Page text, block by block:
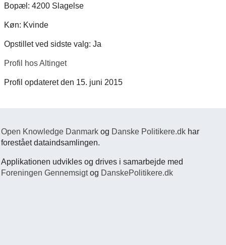
Bopæl: 4200 Slagelse
Køn: Kvinde
Opstillet ved sidste valg: Ja
Profil hos Altinget
Profil opdateret den 15. juni 2015
Open Knowledge Danmark og Danske Politikere.dk har
forestået dataindsamlingen.
Applikationen udvikles og drives i samarbejde med
Foreningen Gennemsigtog DanskePolitikere.dk